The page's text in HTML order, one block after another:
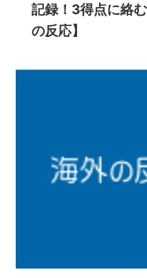
記録！3得点に絡
の反応】